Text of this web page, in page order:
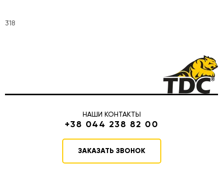
318
НАШИ КОНТАКТЫ
+38 044 238 82 00
ЗАКАЗАТЬ ЗВОНОК